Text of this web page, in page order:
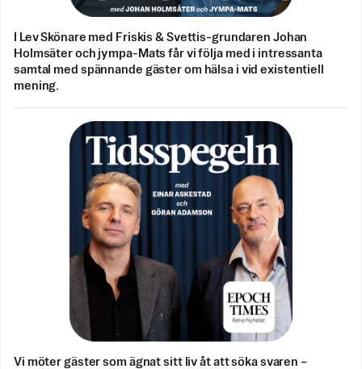
I Lev Skönare med Friskis & Svettis-grundaren Johan
Holmsäter och jympa-Mats får vi följa med i intressanta
samtal med spännande gäster om hälsa i vid existentiell
mening.
Vi möter gäster som ägnat sitt liv åt att söka svaren –